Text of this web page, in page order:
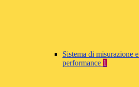
Sistema di misurazione
performance 1